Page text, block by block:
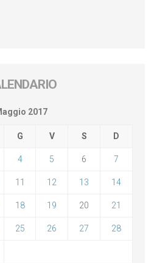
2017
G V S D
4 5 6 7
11 12 13 14
18 19 20 21
25 26 27 28